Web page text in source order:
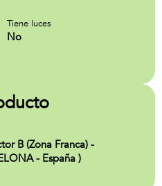
Tiene luces
No
B (Zona Franca) -
- España )